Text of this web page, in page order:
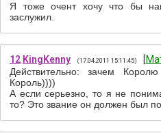
Я тоже очент хочу что бы
заслужил.
12 KingKenny (17.04.2011 15:11:45) [
Действительно: зачем
Король))))
А если серьезно, то я не
то? Это звание он должен был